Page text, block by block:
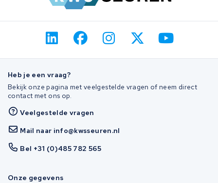
Heb je een vraag?
Bekijk onze pagina met veelgestelde vragen of neem direct
contact met ons op.
Veelgestelde vragen
Mail naar info@kwsseuren.nl
Bel +31 (0)485 782 565
Onze gegevens